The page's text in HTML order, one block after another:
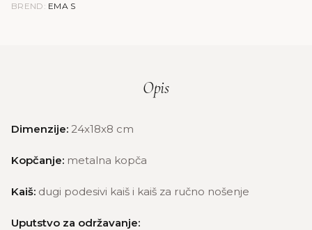
BREND: EMA S
Opis
Dimenzije: 24x18x8 cm
Kopčanje: metalna kopča
Kaiš: dugi podesivi kaiš i kaiš za ručno nošenje
Uputstvo za održavanje: